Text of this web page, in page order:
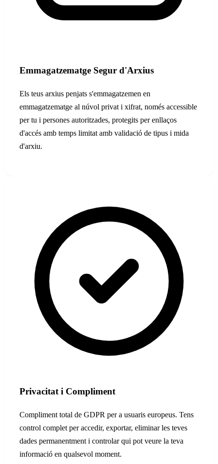
Emmagatzematge Segur d'Arxius
Els teus arxius penjats s'emmagatzemen en
emmagatzematge al núvol privat i xifrat, només accessible
per tu i persones autoritzades, protegits per enllaços
d'accés amb temps limitat amb validació de tipus i mida
d'arxiu.
Privacitat i Compliment
Compliment total de GDPR per a usuaris europeus. Tens
control complet per accedir, exportar, eliminar les teves
dades permanentment i controlar qui pot veure la teva
informació en qualsevol moment.